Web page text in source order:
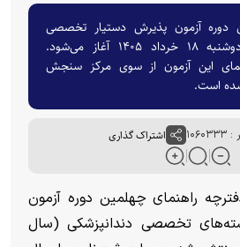
دوره آزمون پذیرش دستیار تخصصی
دندانپزشکی از ظهر دوشنبه ۱۸ خرداد ۱۴۰۵ آغاز می‌شود.
این آزمون از سوی مرکز سنجش
است.
اشتراک گذاری
راهنمای چهلمین دوره آزمون
تخصصی دندانپزشکی (سال